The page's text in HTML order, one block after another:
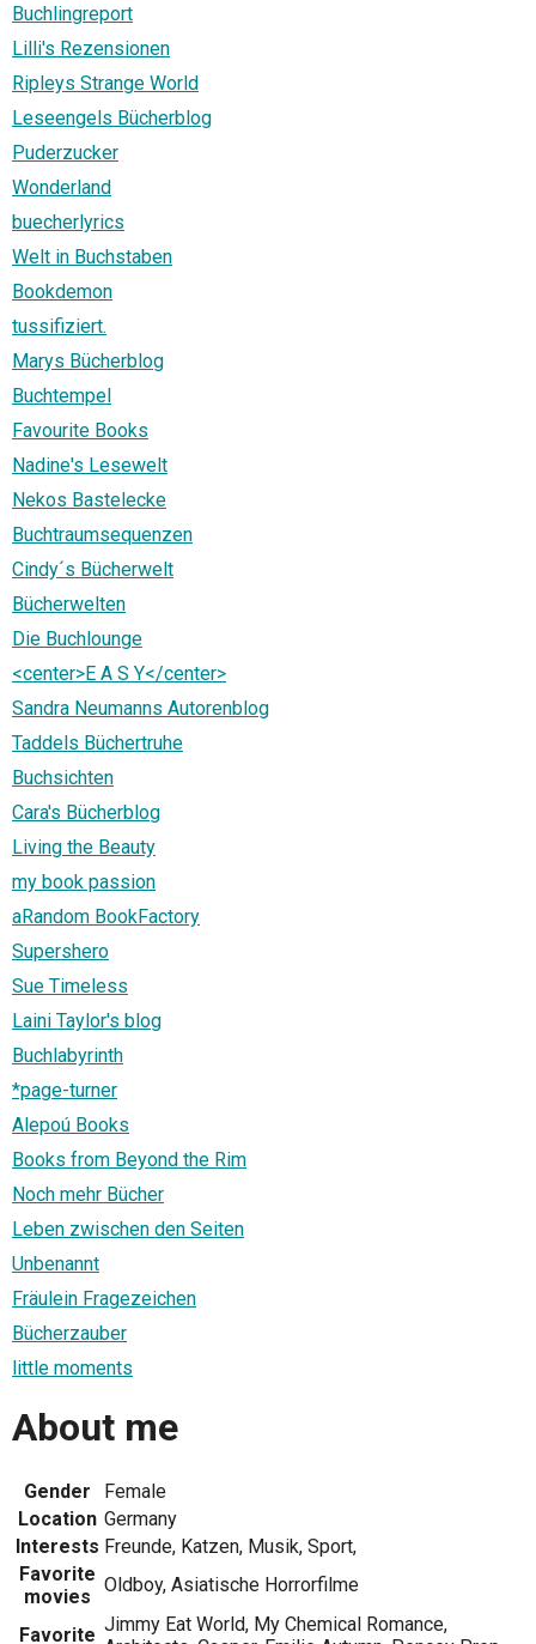
Buchlingreport
Lilli's Rezensionen
Ripleys Strange World
Leseengels Bücherblog
Puderzucker
Wonderland
buecherlyrics
Welt in Buchstaben
Bookdemon
tussifiziert.
Marys Bücherblog
Buchtempel
Favourite Books
Nadine's Lesewelt
Nekos Bastelecke
Buchtraumsequenzen
Cindy´s Bücherwelt
Bücherwelten
Die Buchlounge
<center>E A S Y</center>
Sandra Neumanns Autorenblog
Taddels Büchertruhe
Buchsichten
Cara's Bücherblog
Living the Beauty
my book passion
aRandom BookFactory
Supershero
Sue Timeless
Laini Taylor's blog
Buchlabyrinth
*page-turner
Alepoú Books
Books from Beyond the Rim
Noch mehr Bücher
Leben zwischen den Seiten
Unbenannt
Fräulein Fragezeichen
Bücherzauber
little moments
About me
Gender
Female
Location Germany
Interests Freunde, Katzen, Musik, Sport,
Favorite
movies
Oldboy, Asiatische Horrorfilme
Favorite Jimmy Eat World, My Chemical Romance,